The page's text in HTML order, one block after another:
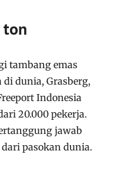
ton
tambang emas
dunia, Grasberg,
Indonesia
20.000 pekerja.
jawab
pasokan dunia.